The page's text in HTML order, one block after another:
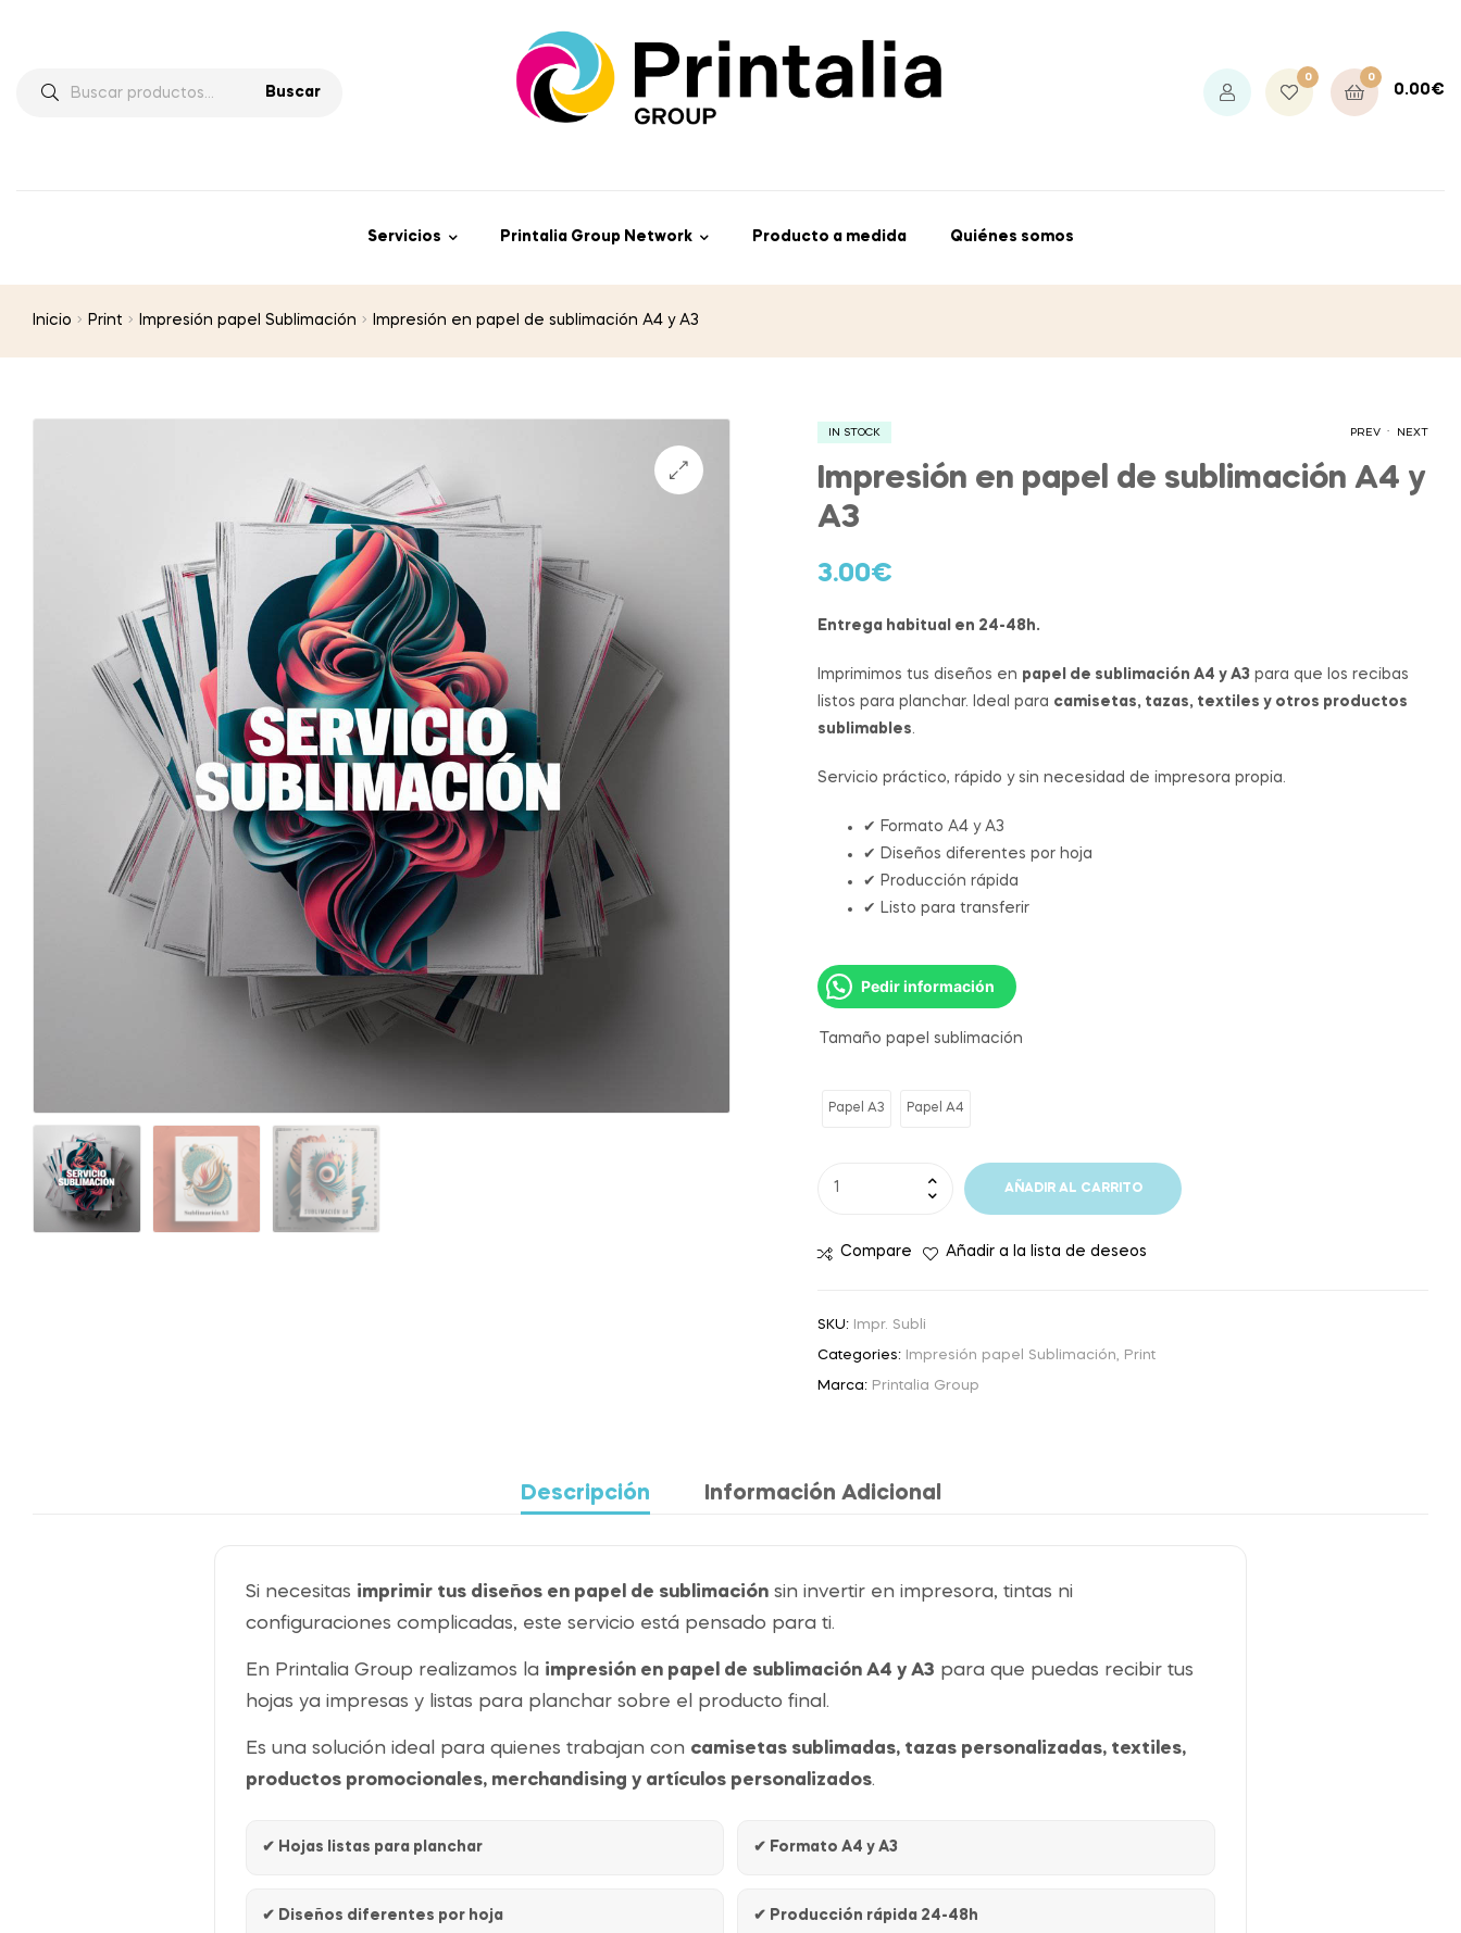
Buscar
0 0
0.00€
Servicios Printalia Group Network Producto a medida Quiénes somos
Inicio Print Impresión papel Sublimación Impresión en papel de sublimación A4 y A3
PREV NEXT
IN STOCK
Impresión en papel de sublimación A4 y
A3
3.00€
Entrega habitual en 24-48h.
Imprimimos tus diseños en papel de sublimación A4 y A3 para que los recibas
listos para planchar. Ideal para camisetas, tazas, textiles y otros productos
sublimables.
Servicio práctico, rápido y sin necesidad de impresora propia.
✔ Formato A4 y A3
✔ Diseños diferentes por hoja
✔ Producción rápida
✔ Listo para transferir
Pedir información
Tamaño papel sublimación
Papel A3 Papel A4
AÑADIR AL CARRITO
Compare Añadir a la lista de deseos
SKU: Impr. Subli
Categories: Impresión papel Sublimación Print
Marca: Printalia Group
Descripción Información Adicional
Si necesitas imprimir tus diseños en papel de sublimación sin invertir en impresora, tintas ni
configuraciones complicadas, este servicio está pensado para ti.
En Printalia Group realizamos la impresión en papel de sublimación A4 y A3 para que puedas recibir tus
hojas ya impresas y listas para planchar sobre el producto final.
Es una solución ideal para quienes trabajan con camisetas sublimadas, tazas personalizadas, textiles,
productos promocionales, merchandising y artículos personalizados.
✔ Hojas listas para planchar ✔ Formato A4 y A3
✔ Diseños diferentes por hoja ✔ Producción rápida 24-48h